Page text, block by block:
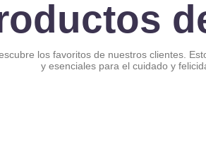
los favoritos de nuestros clientes.
y esenciales para el cuidado y